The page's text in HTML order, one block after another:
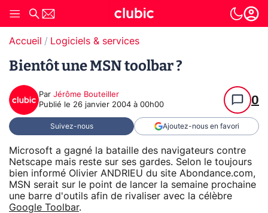
Accueil Logiciels & services
Bientôt une MSN toolbar ?
Par Jérôme Bouteiller
Publié le 26 janvier 2004 à 00h00 0
Suivez-nous Ajoutez-nous en favori
Microsoft a gagné la bataille des navigateurs contre
Netscape mais reste sur ses gardes. Selon le toujours
bien informé Olivier ANDRIEU du site Abondance.com,
MSN serait sur le point de lancer la semaine prochaine
une barre d'outils afin de rivaliser avec la célèbre
Google Toolbar.